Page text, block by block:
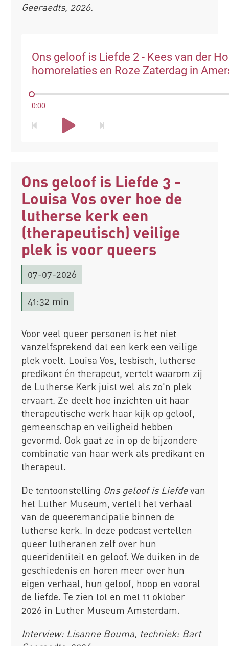
Geeraedts, 2026.
Ons geloof is Liefde 2 - Kees van der
homorelaties en Roze Zaterdag in
0:00
Ons geloof is Liefde 3 -
Louisa Vos over hoe de
lutherse kerk een
(therapeutisch) veilige
plek is voor queers
07-07-2026
41:32 min
Voor veel queer personen is het niet
vanzelfsprekend dat een kerk een veilige
plek voelt. Louisa Vos, lesbisch, lutherse
predikant én therapeut, vertelt waarom zij
de Lutherse Kerk juist wel als zo'n plek
ervaart. Ze deelt hoe inzichten uit haar
therapeutische werk haar kijk op geloof,
gemeenschap en veiligheid hebben
gevormd. Ook gaat ze in op de bijzondere
combinatie van haar werk als predikant en
therapeut.
De tentoonstelling Ons geloof is Liefdevan
het Luther Museum, vertelt het verhaal
van de queeremancipatie binnen de
lutherse kerk. In deze podcast vertellen
queer lutheranen zelf over hun
queeridentiteit en geloof. We duiken in de
geschiedenis en horen meer over hun
eigen verhaal, hun geloof, hoop en vooral
de liefde. Te zien tot en met 11 oktober
2026 in Luther Museum Amsterdam.
Interview: Lisanne Bouma, techniek: Bart